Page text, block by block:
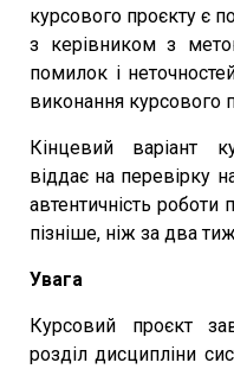
курсового проєкту є
з керівником з
помилок і
виконання курсового
Кінцевий варіант
віддає на перевірку
автентичність
пізніше, ніж за два
Увага
Курсовий проєкт
розділ дисципліни